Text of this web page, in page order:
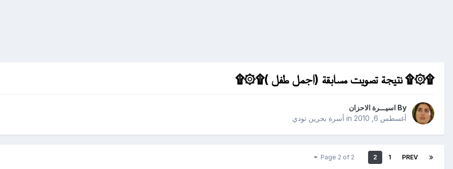
۩۞۩ نتيجة تصويت مسابقة (اجمل طفل )۩۞۩
By اسيـــرة الاحزان
أغسطس 6, 2010
أسرة بحرين تودي
PREV
1
2
Page 2 of 2